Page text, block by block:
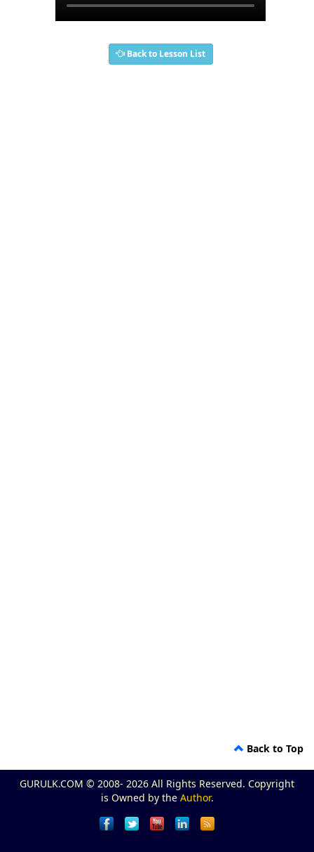
Back to Lesson List
Back to Top
GURULK.COM © 2008- 2026 All Rights Reserved. Copyright
is Owned by the Author.